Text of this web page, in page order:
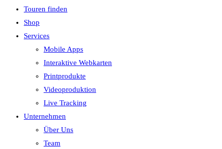
Touren finden
Shop
Services
Mobile Apps
Interaktive Webkarten
Printprodukte
Videoproduktion
Live Tracking
Unternehmen
Über Uns
Team